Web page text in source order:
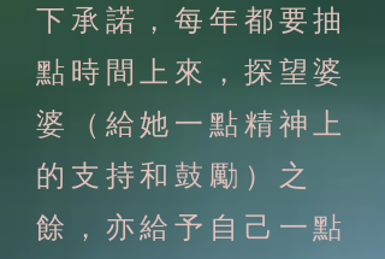
下承諾，每年都要抽
點時間上來，探望婆
婆（給她一點精神上
的支持和鼓勵）之
餘，亦給予自己一點